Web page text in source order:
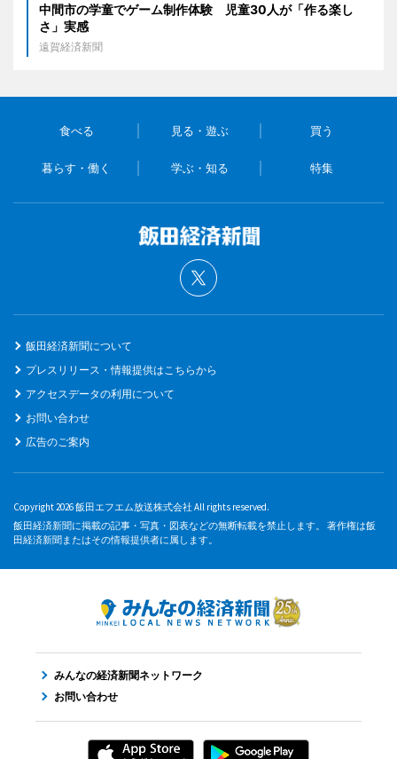
中間市の学童でゲーム制作体験 児童30人が「作る楽し
さ」実感
遠賀経済新聞
食べる 見る・遊ぶ 買う
暮らす・働く 学ぶ・知る 特集
飯田経済新聞について
プレスリリース・情報提供はこちらから
アクセスデータの利用について
お問い合わせ
広告のご案内
Copyright 2026 飯田エフエム放送株式会社 All rights reserved.
飯田経済新聞に掲載の記事・写真・図表などの無断転載を禁止します。 著作権は飯
田経済新聞またはその情報提供者に属します。
みんなの経済新聞ネットワーク
お問い合わせ